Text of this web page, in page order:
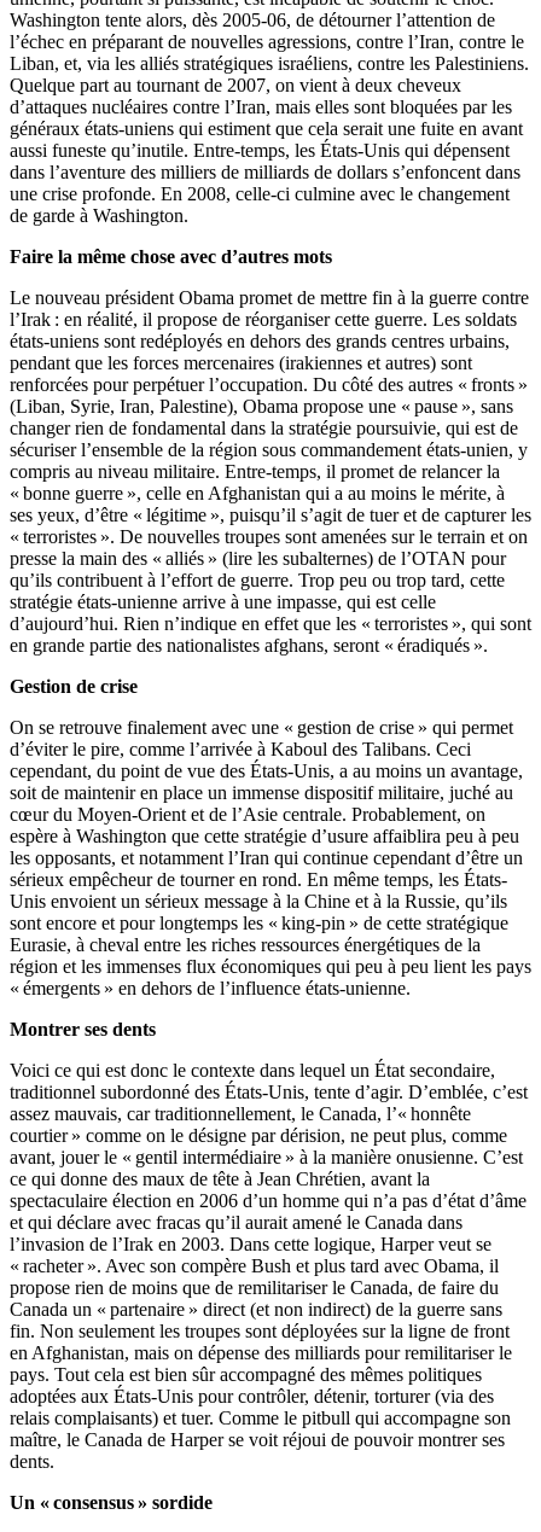
Washington tente alors, dès 2005-06, de détourner l’attention de
l’échec en préparant de nouvelles agressions, contre l’Iran, contre le
Liban, et, via les alliés stratégiques israéliens, contre les Palestiniens.
Quelque part au tournant de 2007, on vient à deux cheveux
d’attaques nucléaires contre l’Iran, mais elles sont bloquées par les
généraux états-uniens qui estiment que cela serait une fuite en avant
aussi funeste qu’inutile. Entre-temps, les États-Unis qui dépensent
dans l’aventure des milliers de milliards de dollars s’enfoncent dans
une crise profonde. En 2008, celle-ci culmine avec le changement
de garde à Washington.
Faire la même chose avec d’autres mots
Le nouveau président Obama promet de mettre fin à la guerre contre
l’Irak : en réalité, il propose de réorganiser cette guerre. Les soldats
états-uniens sont redéployés en dehors des grands centres urbains,
pendant que les forces mercenaires (irakiennes et autres) sont
renforcées pour perpétuer l’occupation. Du côté des autres « fronts »
(Liban, Syrie, Iran, Palestine), Obama propose une « pause », sans
changer rien de fondamental dans la stratégie poursuivie, qui est de
sécuriser l’ensemble de la région sous commandement états-unien, y
compris au niveau militaire. Entre-temps, il promet de relancer la
« bonne guerre », celle en Afghanistan qui a au moins le mérite, à
ses yeux, d’être « légitime », puisqu’il s’agit de tuer et de capturer les
« terroristes ». De nouvelles troupes sont amenées sur le terrain et on
presse la main des « alliés » (lire les subalternes) de l’OTAN pour
qu’ils contribuent à l’effort de guerre. Trop peu ou trop tard, cette
stratégie états-unienne arrive à une impasse, qui est celle
d’aujourd’hui. Rien n’indique en effet que les « terroristes », qui sont
en grande partie des nationalistes afghans, seront « éradiqués ».
Gestion de crise
On se retrouve finalement avec une « gestion de crise » qui permet
d’éviter le pire, comme l’arrivée à Kaboul des Talibans. Ceci
cependant, du point de vue des États-Unis, a au moins un avantage,
soit de maintenir en place un immense dispositif militaire, juché au
cœur du Moyen-Orient et de l’Asie centrale. Probablement, on
espère à Washington que cette stratégie d’usure affaiblira peu à peu
les opposants, et notamment l’Iran qui continue cependant d’être un
sérieux empêcheur de tourner en rond. En même temps, les États-
Unis envoient un sérieux message à la Chine et à la Russie, qu’ils
sont encore et pour longtemps les « king-pin » de cette stratégique
Eurasie, à cheval entre les riches ressources énergétiques de la
région et les immenses flux économiques qui peu à peu lient les pays
« émergents » en dehors de l’influence états-unienne.
Montrer ses dents
Voici ce qui est donc le contexte dans lequel un État secondaire,
traditionnel subordonné des États-Unis, tente d’agir. D’emblée, c’est
assez mauvais, car traditionnellement, le Canada, l’« honnête
courtier » comme on le désigne par dérision, ne peut plus, comme
avant, jouer le « gentil intermédiaire » à la manière onusienne. C’est
ce qui donne des maux de tête à Jean Chrétien, avant la
spectaculaire élection en 2006 d’un homme qui n’a pas d’état d’âme
et qui déclare avec fracas qu’il aurait amené le Canada dans
l’invasion de l’Irak en 2003. Dans cette logique, Harper veut se
« racheter ». Avec son compère Bush et plus tard avec Obama, il
propose rien de moins que de remilitariser le Canada, de faire du
Canada un « partenaire » direct (et non indirect) de la guerre sans
fin. Non seulement les troupes sont déployées sur la ligne de front
en Afghanistan, mais on dépense des milliards pour remilitariser le
pays. Tout cela est bien sûr accompagné des mêmes politiques
adoptées aux États-Unis pour contrôler, détenir, torturer (via des
relais complaisants) et tuer. Comme le pitbull qui accompagne son
maître, le Canada de Harper se voit réjoui de pouvoir montrer ses
dents.
Un « consensus » sordide